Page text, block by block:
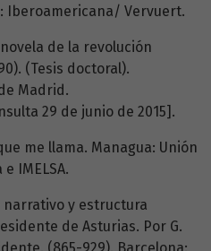
Iberoamericana/ Vervuert.
de la revolución
(Tesis doctoral).
Madrid.
29 de junio de 2015].
me llama. Managua: Unión
IMELSA.
narrativo y estructura
de Asturias. Por G.